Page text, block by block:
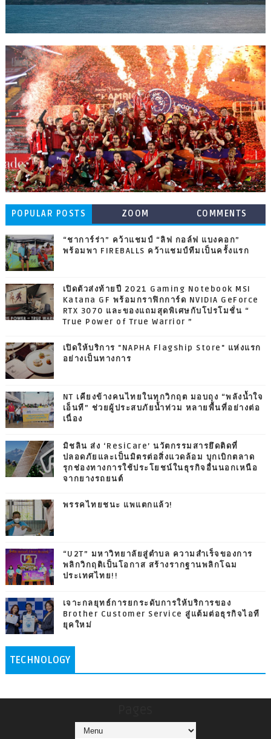
POPULAR POSTS ZOOM COMMENTS
“ชาการ์ร่า” คว้าแชมป์ “ลิฟ กอล์ฟ แบงคอก”
พร้อมพา FIREBALLS คว้าแชมป์ทีมเป็นครั้งแรก
เปิดตัวส่งท้ายปี 2021 Gaming Notebook MSI
Katana GF พร้อมกราฟิกการ์ด NVIDIA GeForce
RTX 3070 และของแถมสุดพิเศษกับโปรโมชั่น “
True Power of True Warrior ”
เปิดให้บริการ "NAPHA Flagship Store" แห่งแรก
อย่างเป็นทางการ
NT เคียงข้างคนไทยในทุกวิกฤต มอบถุง “พลังน้ำใจ
เอ็นที” ช่วยผู้ประสบภัยน้ำท่วม หลายพื้นที่อย่างต่อ
เนื่อง
มิชลิน ส่ง ‘ResiCare’ นวัตกรรมสารยึดติดที่
ปลอดภัยและเป็นมิตรต่อสิ่งแวดล้อม บุกเบิกตลาด
รุกช่องทางการใช้ประโยชน์ในธุรกิจอื่นนอกเหนือ
จากยางรถยนต์
พรรคไทยชนะ แพแตกแล้ว!
“U2T” มหาวิทยาลัยสู่ตำบล ความสำเร็จของการ
พลิกวิกฤติเป็นโอกาส สร้างรากฐานพลิกโฉม
ประเทศไทย!!
เจาะกลยุทธ์การยกระดับการให้บริการของ
Brother Customer Service สู่แต้มต่อธุรกิจไอที
ยุคใหม่
TECHNOLOGY